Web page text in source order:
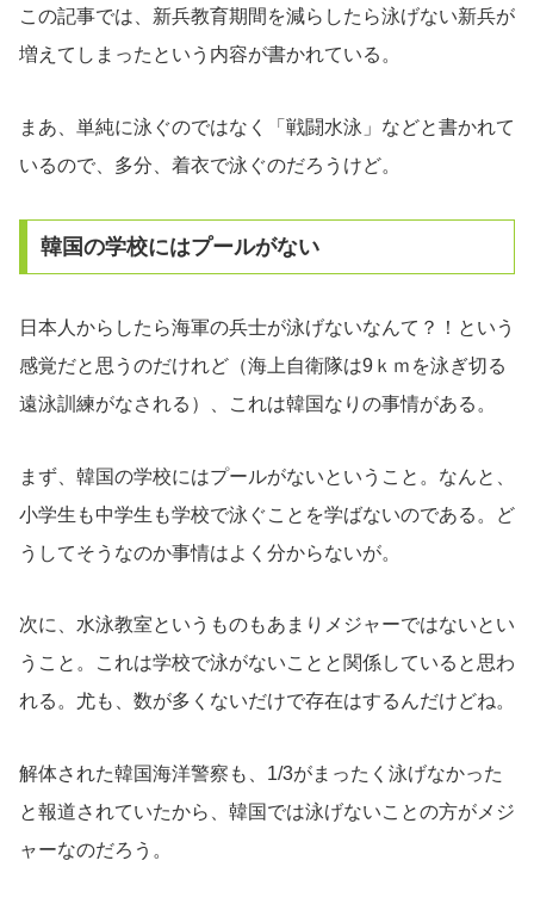
この記事では、新兵教育期間を減らしたら泳げない新兵が
増えてしまったという内容が書かれている。
まあ、単純に泳ぐのではなく「戦闘水泳」などと書かれて
いるので、多分、着衣で泳ぐのだろうけど。
韓国の学校にはプールがない
日本人からしたら海軍の兵士が泳げないなんて？！という
感覚だと思うのだけれど（海上自衛隊は9ｋｍを泳ぎ切る
遠泳訓練がなされる）、これは韓国なりの事情がある。
まず、韓国の学校にはプールがないということ。なんと、
小学生も中学生も学校で泳ぐことを学ばないのである。ど
うしてそうなのか事情はよく分からないが。
次に、水泳教室というものもあまりメジャーではないとい
うこと。これは学校で泳がないことと関係していると思わ
れる。尤も、数が多くないだけで存在はするんだけどね。
解体された韓国海洋警察も、1/3がまったく泳げなかった
と報道されていたから、韓国では泳げないことの方がメジ
ャーなのだろう。